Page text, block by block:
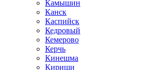
Камышин
Канск
Каспийск
Кедровый
Кемерово
Керчь
Кинешма
Кириши